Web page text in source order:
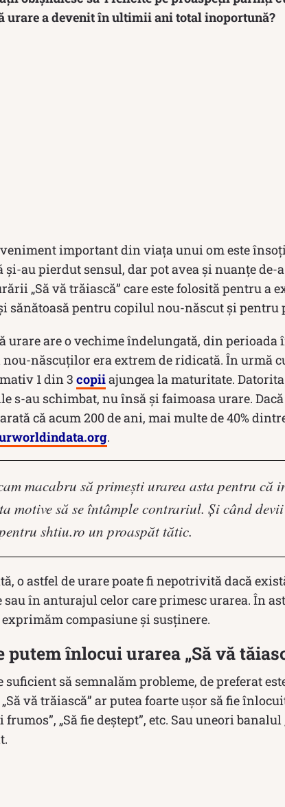
urare a devenit în ultimii ani total inoportună?
important din viața unui om este
și-au pierdut sensul, dar pot avea și nuanțe de-
„Să vă trăiască” care este folosită pentru a
sănătoasă pentru copilul nou-născut și pentru
urare are o vechime îndelungată, din
născuților era extrem de ridicată. În urmă
1 din 3 copiiajungea la maturitate. Datorita
s-au schimbat, nu însă și faimoasa urare.
că acum 200 de ani, mai multe de 40%
.
macabru să primești urarea asta pentru că
motive să se întâmple contrariul. Și când
shtiu.ro un proaspăt tătic.
o astfel de urare poate fi nepotrivită dacă
în anturajul celor care primesc urarea. În
exprimăm compasiune și susținere.
putem înlocui urarea „Să vă
suficient să semnalăm probleme, de preferat
vă trăiască” ar putea foarte ușor să fie
frumos”, „Să fie deștept”, etc. Sau uneori